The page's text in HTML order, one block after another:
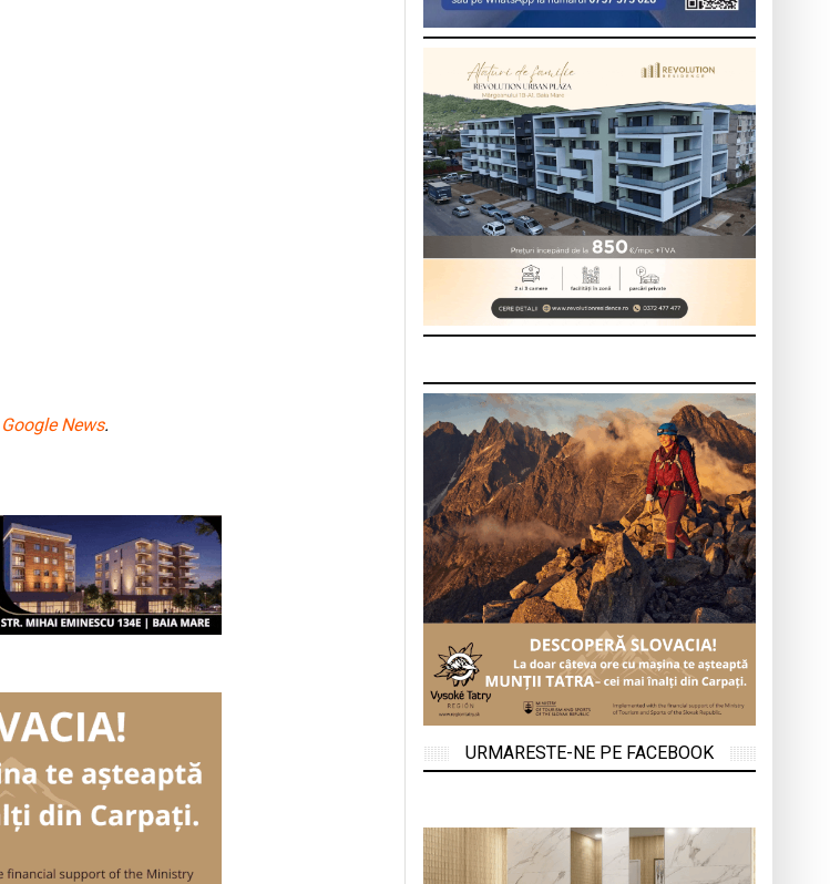
Google News.
URMARESTE-NE PE FACEBOOK